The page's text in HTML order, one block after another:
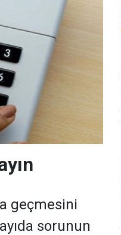
geçmesini
sorunun